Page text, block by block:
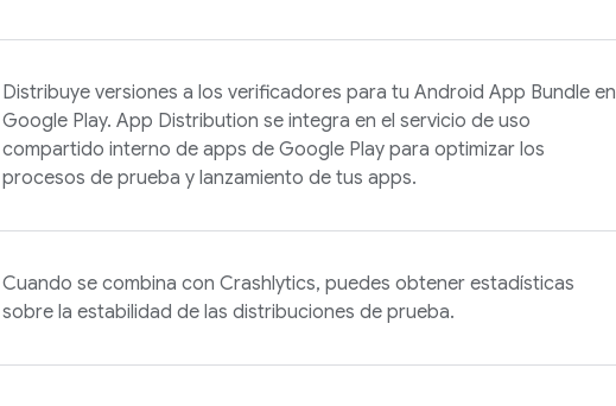
Distribuye versiones a los verificadores para tu Android App Bundle en
Google Play. App Distribution se integra en el servicio de uso
compartido interno de apps de Google Play para optimizar los
procesos de prueba y lanzamiento de tus apps.
Cuando se combina con Crashlytics, puedes obtener estadísticas
sobre la estabilidad de las distribuciones de prueba.